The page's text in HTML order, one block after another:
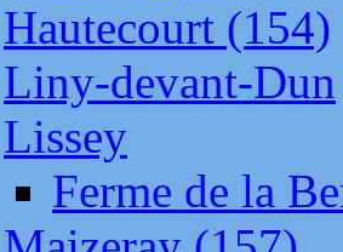
Hautecourt (154)
Liny-devant-Dun
Lissey
Ferme de la